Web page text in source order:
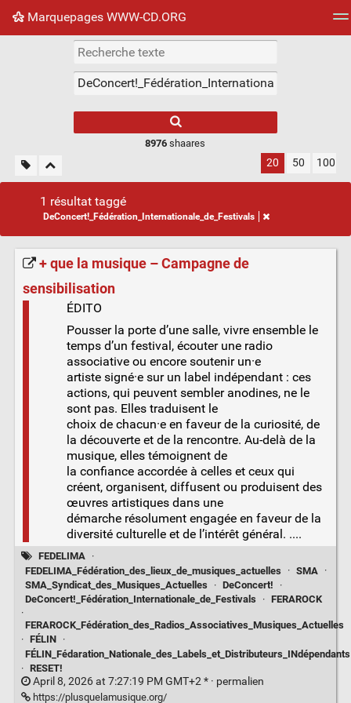
Marquepages WWW-CD.ORG
Nuage de tags Mur d'images
8976 shaares
20 50 100
1 résultat taggé
DeConcert!_Fédération_Internationale_de_Festivals
+ que la musique – Campagne de
sensibilisation
ÉDITO
Pousser la porte d’une salle, vivre ensemble le
temps d’un festival, écouter une radio
associative ou encore soutenir un·e
artiste signé·e sur un label indépendant : ces
actions, qui peuvent sembler anodines, ne le
sont pas. Elles traduisent le
choix de chacun·e en faveur de la curiosité, de
la découverte et de la rencontre. Au-delà de la
musique, elles témoignent de
la confiance accordée à celles et ceux qui
créent, organisent, diffusent ou produisent des
œuvres artistiques dans une
démarche résolument engagée en faveur de la
diversité culturelle et de l’intérêt général. ....
FEDELIMA
·
FEDELIMA_Fédération_des_lieux_de_musiques_actuelles
· SMA
·
SMA_Syndicat_des_Musiques_Actuelles
· DeConcert!
·
DeConcert!_Fédération_Internationale_de_Festivals
· FERAROCK
·
FERAROCK_Fédération_des_Radios_Associatives_Musiques_Actuelles
· FÉLIN
·
FÉLIN_Fédaration_Nationale_des_Labels_et_Distributeurs_INdépendants
· RESET!
April 8, 2026 at 7:27:19 PM GMT+2 * · permalien
https://plusquelamusique.org/